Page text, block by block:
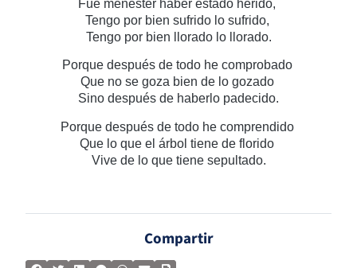
Fue menester haber estado herido,
Tengo por bien sufrido lo sufrido,
Tengo por bien llorado lo llorado.
Porque después de todo he comprobado
Que no se goza bien de lo gozado
Sino después de haberlo padecido.
Porque después de todo he comprendido
Que lo que el árbol tiene de florido
Vive de lo que tiene sepultado.
Compartir